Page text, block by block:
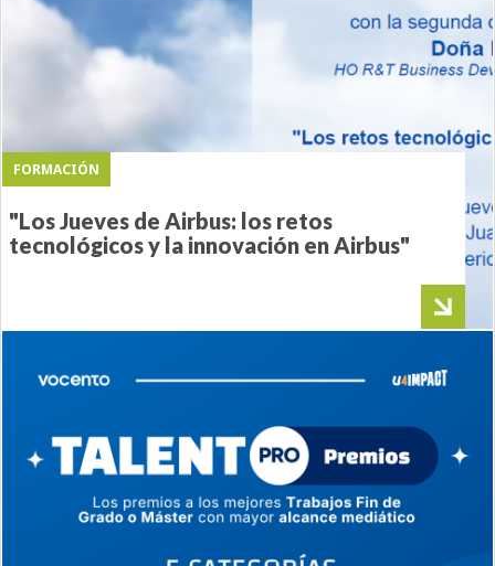
FORMACIÓN
"Los Jueves de Airbus: los retos
tecnológicos y la innovación en Airbus"